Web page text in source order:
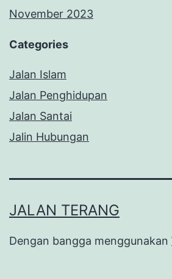
November 2023
Categories
Jalan Islam
Jalan Penghidupan
Jalan Santai
Jalin Hubungan
JALAN TERANG
Dengan bangga menggunakan